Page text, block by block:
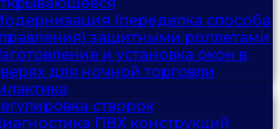
(переделка способа
защитными роллетами
и установка окон в
для ночной торговли
створок
ПВХ конструкций